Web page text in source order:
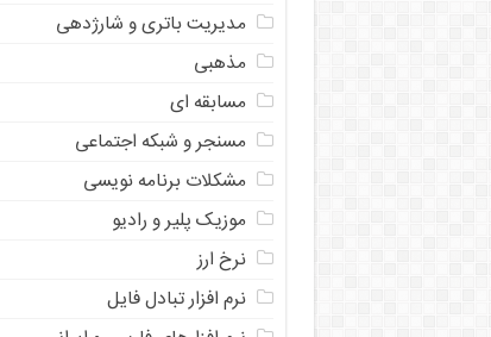
مدیریت باتری و شارژدهی
مذهبی
مسابقه ای
مسنجر و شبکه اجتماعی
مشکلات برنامه نویسی
موزیک پلیر و رادیو
نرخ ارز
ﻧﺮﻡ ﺍﻓﺰﺍﺭ ﺗﺒﺎﺩﻝ ﻓﺎﻳﻞ